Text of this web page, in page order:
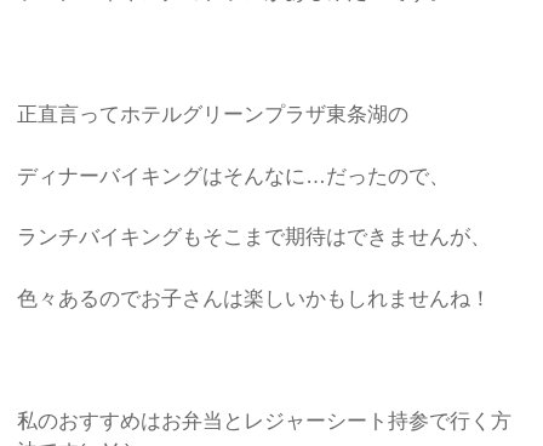
正直言ってホテルグリーンプラザ東条湖の
ディナーバイキングはそんなに…だったので、
ランチバイキングもそこまで期待はできませんが、
色々あるのでお子さんは楽しいかもしれませんね！
私のおすすめはお弁当とレジャーシート持参で行く方